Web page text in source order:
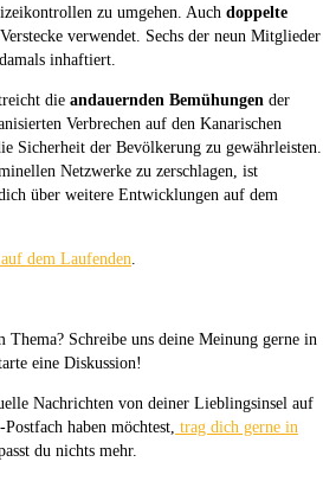
zu umgehen. Auch doppelte
verwendet. Sechs der neun Mitglieder
inhaftiert.
die andauernden Bemühungen der
Verbrechen auf den Kanarischen
Sicherheit der Bevölkerung zu gewährleisten.
Netzwerke zu zerschlagen, ist
über weitere Entwicklungen auf dem
dem Laufenden.
Thema? Schreibe uns deine Meinung gerne in
eine Diskussion!
Nachrichten von deiner Lieblingsinsel auf
haben möchtest, trag dich gerne in
du nichts mehr.